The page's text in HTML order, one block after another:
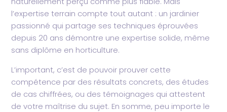
l’expertise terrain compte tout autant : un jardinier
passionné qui partage ses techniques éprouvées
depuis 20 ans démontre une expertise solide, même
sans diplôme en horticulture.
L’important, c’est de pouvoir prouver cette
compétence par des résultats concrets, des études
de cas chiffrées, ou des témoignages qui attestent
de votre maîtrise du sujet. En somme, peu importe le